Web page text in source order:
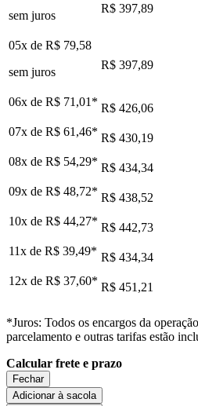
sem juros
R$ 397,89
05x de R$ 79,58
sem juros
R$ 397,89
06x de R$ 71,01 * R$ 426,06
07x de R$ 61,46* R$ 430,19
08x de R$ 54,29* R$ 434,34
09x de R$ 48,72* R$ 438,52
10x de R$ 44,27* R$ 442,73
11x de R$ 39,49* R$ 434,34
12x de R$ 37,60* R$ 451,21
*Juros: Todos os encargos da
parcelamento e outras tarifas estão
Calcular frete e prazo
Fechar
Adicionar à sacola